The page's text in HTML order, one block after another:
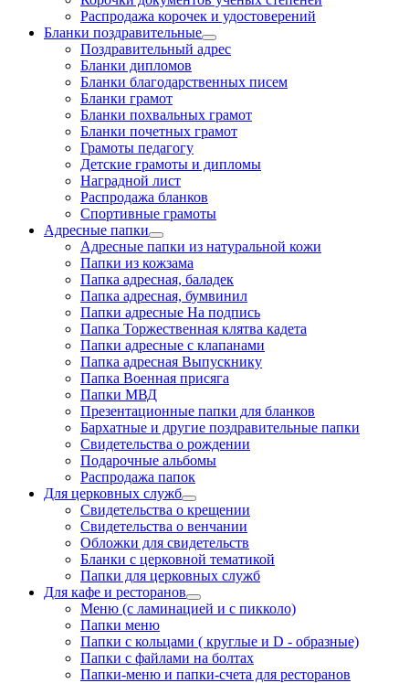
Распродажа корочек и удостоверений
Бланки поздравительные
Поздравительный адрес
Бланки дипломов
Бланки благодарственных писем
Бланки грамот
Бланки похвальных грамот
Бланки почетных грамот
Грамоты педагогу
Детские грамоты и дипломы
Наградной лист
Распродажа бланков
Спортивные грамоты
Адресные папки
Адресные папки из натуральной кожи
Папки из кожзама
Папка адресная, баладек
Папка адресная, бумвинил
Папки адресные На подпись
Папка Торжественная клятва кадета
Папки адресные с клапанами
Папка адресная Выпускнику
Папка Военная присяга
Папки МВД
Презентационные папки для бланков
Бархатные и другие поздравительные папки
Свидетельства о рождении
Подарочные альбомы
Распродажа папок
Для церковных служб
Свидетельства о крещении
Свидетельства о венчании
Обложки для свидетельств
Бланки с церковной тематикой
Папки для церковных служб
Для кафе и ресторанов
Меню (с ламинацией и с пикколо)
Папки меню
Папки с кольцами ( круглые и D - образные)
Папки с файлами на болтах
Папки-меню и папки-счета для ресторанов